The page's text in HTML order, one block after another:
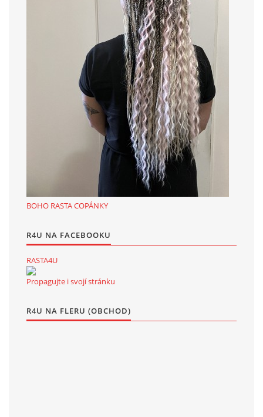
BOHO RASTA COPÁNKY
R4U NA FACEBOOKU
RASTA4U
Propagujte i svojí stránku
R4U NA FLERU (OBCHOD)